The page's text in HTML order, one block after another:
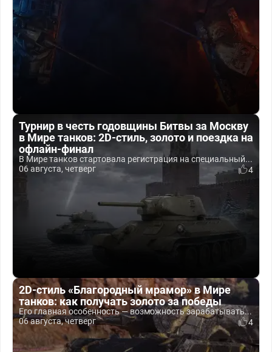
Турнир в честь годовщины Битвы за Москву
в Мире танков: 2D-стиль, золото и поездка на
офлайн-финал
В Мире танков стартовала регистрация на специальный...
06 августа, четверг
4
2D-стиль «Благородный мрамор» в Мире
танков: как получать золото за победы
Его главная особенность — возможность зарабатывать...
06 августа, четверг
4